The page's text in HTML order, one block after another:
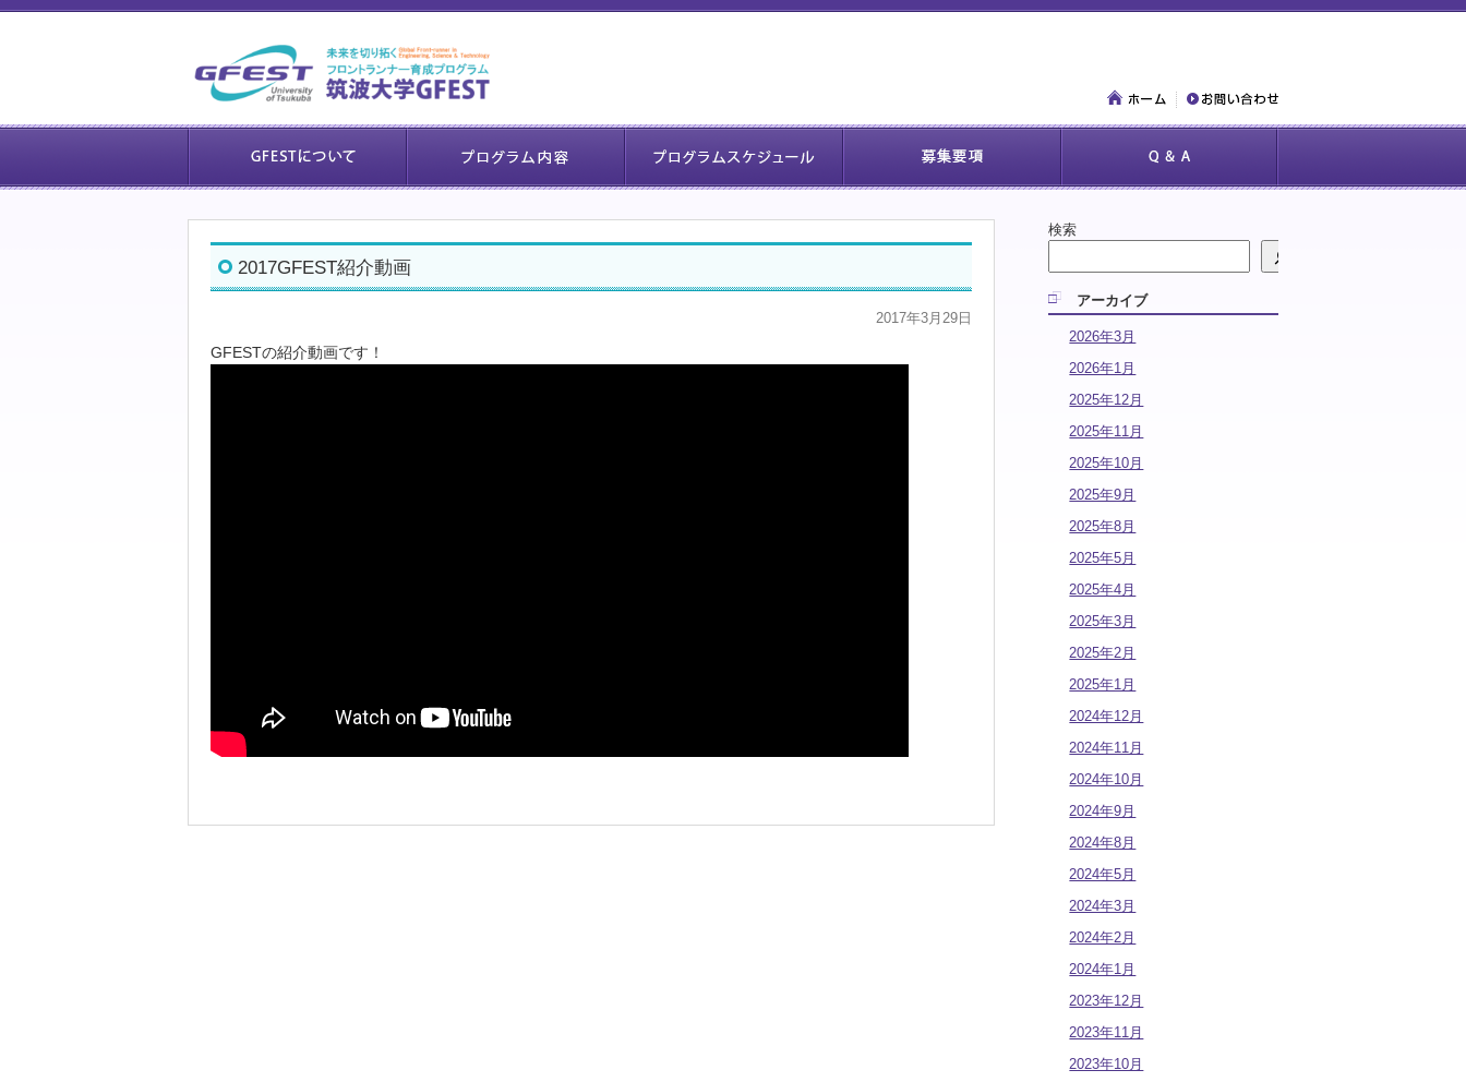
2017GFEST紹介動画
2017年3月29日
GFESTの紹介動画です！
検索
アーカイブ
2026年3月
2026年1月
2025年12月
2025年11月
2025年10月
2025年9月
2025年8月
2025年5月
2025年4月
2025年3月
2025年2月
2025年1月
2024年12月
2024年11月
2024年10月
2024年9月
2024年8月
2024年5月
2024年3月
2024年2月
2024年1月
2023年12月
2023年11月
2023年10月